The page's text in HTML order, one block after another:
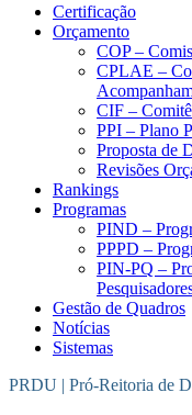
Certificação
Orçamento
COP –
CPLAE –
CIF –
PPI – Plano
Proposta de
Revisões
Rankings
Programas
PIND –
PPPD –
PIN-PQ –
Gestão de Quadros
Notícias
Sistemas
PRDU | Pró-Reitoria de